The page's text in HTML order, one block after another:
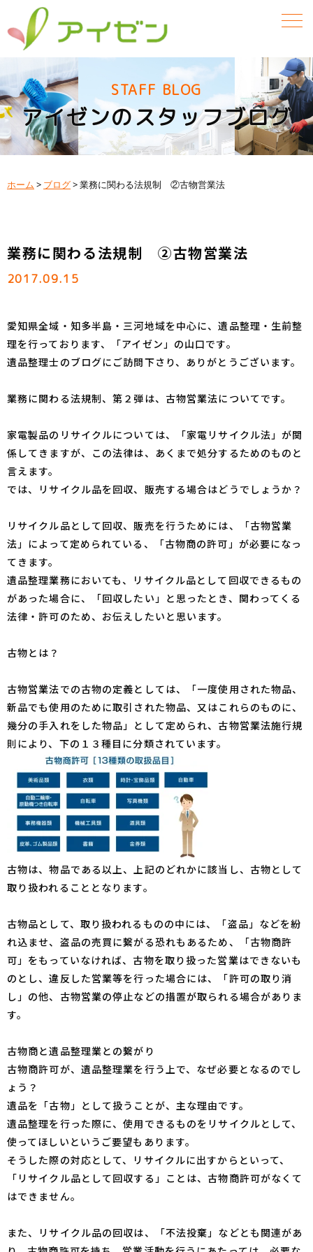
STAFF BLOG
アイゼンのスタッフブログ
ホーム > ブログ>業務に関わる法規制 ②古物営業法
業務に関わる法規制 ②古物営業法
2017.09.15
愛知県全域・知多半島・三河地域を中心に、遺品整理・生前整
理を行っております、「アイゼン」の山口です。
遺品整理士のブログにご訪問下さり、ありがとうございます。
業務に関わる法規制、第２弾は、古物営業法についてです。
家電製品のリサイクルについては、「家電リサイクル法」が関
係してきますが、この法律は、あくまで処分するためのものと
言えます。
では、リサイクル品を回収、販売する場合はどうでしょうか？
リサイクル品として回収、販売を行うためには、「古物営業
法」によって定められている、「古物商の許可」が必要になっ
てきます。
遺品整理業務においても、リサイクル品として回収できるもの
があった場合に、「回収したい」と思ったとき、関わってくる
法律・許可のため、お伝えしたいと思います。
古物とは？
古物営業法での古物の定義としては、「一度使用された物品、
新品でも使用のために取引された物品、又はこれらのものに、
幾分の手入れをした物品」として定められ、古物営業法施行規
則により、下の１３種目に分類されています。
古物は、物品である以上、上記のどれかに該当し、古物として
取り扱われることとなります。
古物品として、取り扱われるものの中には、「盗品」などを紛
れ込ませ、盗品の売買に繋がる恐れもあるため、「古物商許
可」をもっていなければ、古物を取り扱った営業はできないも
のとし、違反した営業等を行った場合には、「許可の取り消
し」の他、古物営業の停止などの措置が取られる場合がありま
す。
古物商と遺品整理業との繋がり
古物商許可が、遺品整理業を行う上で、なぜ必要となるのでし
ょう？
遺品を「古物」として扱うことが、主な理由です。
遺品整理を行った際に、使用できるものをリサイクルとして、
使ってほしいというご要望もあります。
そうした際の対応として、リサイクルに出すからといって、
「リサイクル品として回収する」ことは、古物商許可がなくて
はできません。
また、リサイクル品の回収は、「不法投棄」などとも関連があ